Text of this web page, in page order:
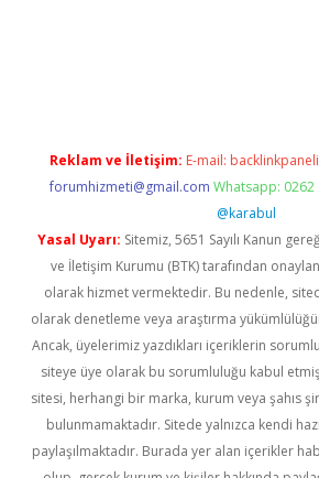
Reklam ve İletişim: E-mail:
forumhizmeti@gmail.com Whatsapp: 0262
@karabul
Yasal Uyarı: Sitemiz, 5651 Sayılı Kanun
ve İletişim Kurumu (BTK) tarafından
olarak hizmet vermektedir. Bu nedenle,
olarak denetleme veya araştırma
Ancak, üyelerimiz yazdıkları içeriklerin
siteye üye olarak bu sorumluluğu kabul
sitesi, herhangi bir marka, kurum veya şahıs
bulunmamaktadır. Sitede yalnızca kendi
paylaşılmaktadır. Burada yer alan içerikler